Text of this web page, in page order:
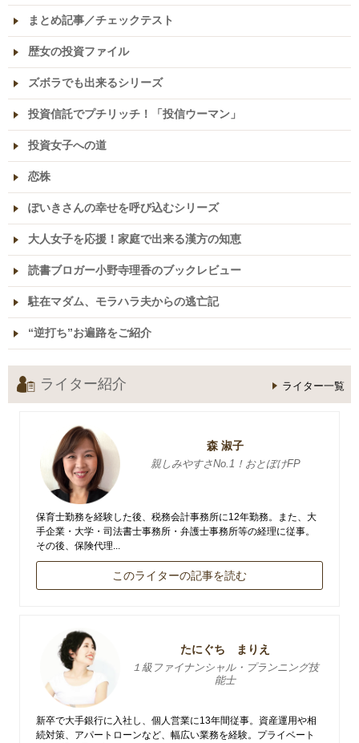
まとめ記事／チェックテスト
歴女の投資ファイル
ズボラでも出来るシリーズ
投資信託でプチリッチ！「投信ウーマン」
投資女子への道
恋株
ぽいきさんの幸せを呼び込むシリーズ
大人女子を応援！家庭で出来る漢方の知恵
読書ブロガー小野寺理香のブックレビュー
駐在マダム、モラハラ夫からの逃亡記
“逆打ち”お遍路をご紹介
ライター紹介 ライター一覧
森 淑子
親しみやすさNo.1！おとぼけFP
保育士勤務を経験した後、税務会計事務所に12年勤務。また、大
手企業・大学・司法書士事務所・弁護士事務所等の経理に従事。
その後、保険代理...
このライターの記事を読む
たにぐち まりえ
１級ファイナンシャル・プランニング技
能士
新卒で大手銀行に入社し、個人営業に13年間従事。資産運用や相
続対策、アパートローンなど、幅広い業務を経験。プライベート